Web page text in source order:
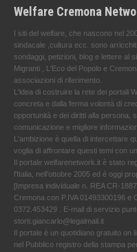
Welfare Cremona
I siti del welfare, che nascono nel
sindacale ,cultura ecc. sono
sondaggi, petizioni, blog e lettere al
Migranti , L'Eco del Popolo e
associazioni di riferimento.
L'idea di costruire la rete dei portali
concreta e dalla ferma volontà di
opportunità e dei diritti alla persona,
comunicazione e migliore
L'ambizione è quella di intercettare
voglia di affrontare questi temi con
Il portale welfarenetwork.it è stato
l'Italia, nell’ottobre 2005 ed è oggi
[Impresa individuale n. REA CR-
Cremona con P.IVA 01493300196 e
0372.453429 . E-mail di servizio
storti.giancarlo@legalmail.it
Il portale è un quotidiano gratuito on
nel Pubblico registro della stampa